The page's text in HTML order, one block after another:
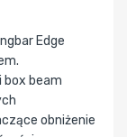
Edge
box beam
obniżenie